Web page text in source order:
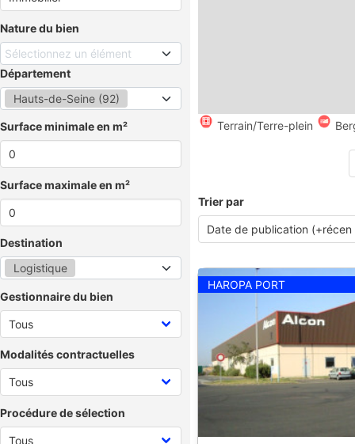
Nature du bien
Sélectionnez un élément
Département
Hauts-de-Seine (92)
Surface minimale en m²
Surface maximale en m²
Destination
Logistique
Gestionnaire du bien
Modalités contractuelles
Procédure de sélection
Terrain/Terre-plein
Trier par
HAROPA PORT